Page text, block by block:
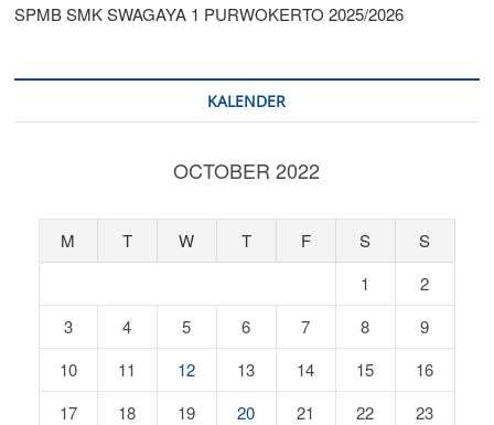
SPMB SMK SWAGAYA 1 PURWOKERTO 2025/2026
KALENDER
OCTOBER 2022
M T W T F S
S
1
2
3
4 5 6 7 8
9
10
11 12 13 14 15
16
17
18 19 20 21 22
23